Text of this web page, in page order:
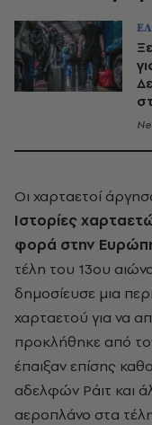
Οι χαρταετοί
Ιστορίες
φορά στην
τέλη του 13ου
δημοσίευσε μια
χαρταετού για να
προκλήθηκε από
έπαιξαν επίσης
αδελφών Ράιτ και
αεροπλάνο στα